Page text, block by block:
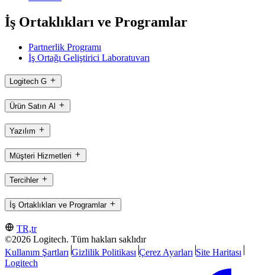
İş Ortaklıkları ve Programlar
Partnerlik Programı
İş Ortağı Geliştirici Laboratuvarı
Logitech G
Ürün Satın Al
Yazılım
Müşteri Hizmetleri
Tercihler
İş Ortaklıkları ve Programlar
TR,tr
©2026 Logitech. Tüm hakları saklıdır
Kullanım Şartları Gizlilik Politikası Çerez Ayarları Site Haritası
Logitech